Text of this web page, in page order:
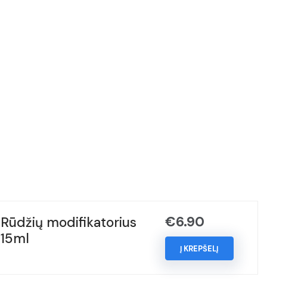
Rūdžių modifikatorius
15ml
€6.90
Į KREPŠELĮ